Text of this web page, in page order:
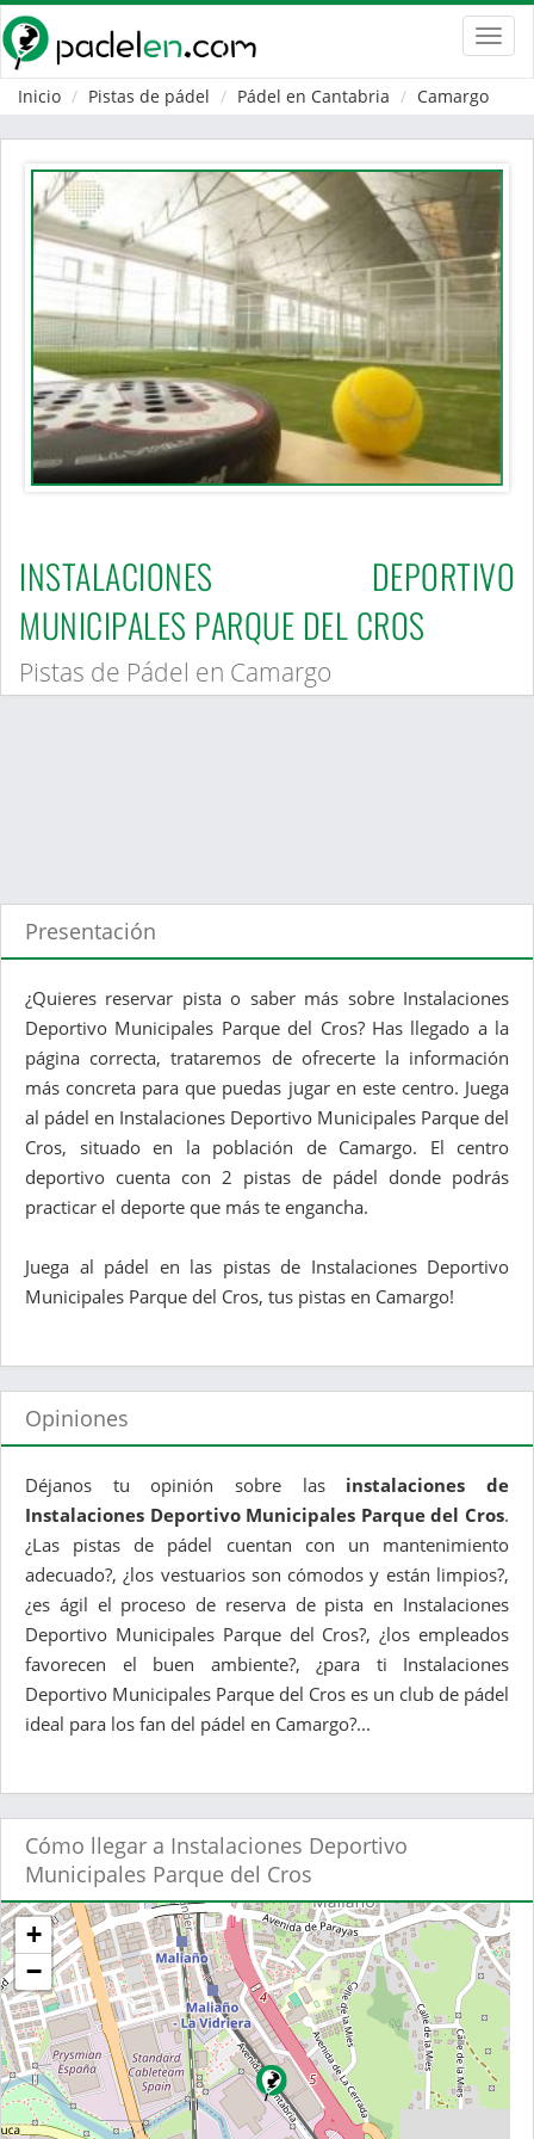
Inicio
Pistas de pádel Pádel en Cantabria Camargo
INSTALACIONES DEPORTIVO
MUNICIPALES PARQUE DEL CROS
Pistas de Pádel en Camargo
Presentación
¿Quieres reservar pista o saber más sobre Instalaciones
Deportivo Municipales Parque del Cros? Has llegado a la
página correcta, trataremos de ofrecerte la información
más concreta para que puedas jugar en este centro. Juega
al pádel en Instalaciones Deportivo Municipales Parque del
Cros, situado en la población de Camargo. El centro
deportivo cuenta con 2 pistas de pádel donde podrás
practicar el deporte que más te engancha.
Juega al pádel en las pistas de Instalaciones Deportivo
Municipales Parque del Cros, tus pistas en Camargo!
Opiniones
Déjanos tu opinión sobre las instalaciones de
Instalaciones Deportivo Municipales Parque del Cros.
¿Las pistas de pádel cuentan con un mantenimiento
adecuado?, ¿los vestuarios son cómodos y están limpios?,
¿es ágil el proceso de reserva de pista en Instalaciones
Deportivo Municipales Parque del Cros?, ¿los empleados
favorecen el buen ambiente?, ¿para ti Instalaciones
Deportivo Municipales Parque del Cros es un club de pádel
ideal para los fan del pádel en Camargo?...
Cómo llegar a Instalaciones Deportivo
Municipales Parque del Cros
+
−